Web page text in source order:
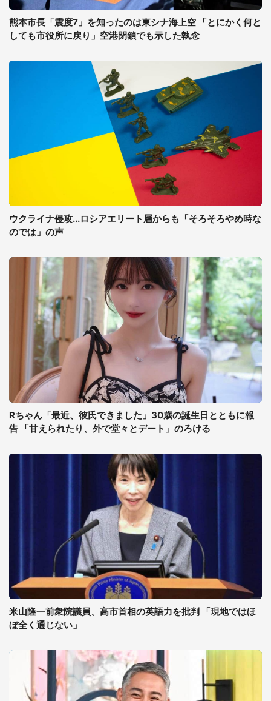
熊本市長「震度7」を知ったのは東シナ海上空 「とにかく何と
しても市役所に戻り」空港閉鎖でも示した執念
ウクライナ侵攻...ロシアエリート層からも「そろそろやめ時な
のでは」の声
Rちゃん「最近、彼氏できました」30歳の誕生日とともに報
告 「甘えられたり、外で堂々とデート」のろける
米山隆一前衆院議員、高市首相の英語力を批判 「現地ではほ
ぼ全く通じない」